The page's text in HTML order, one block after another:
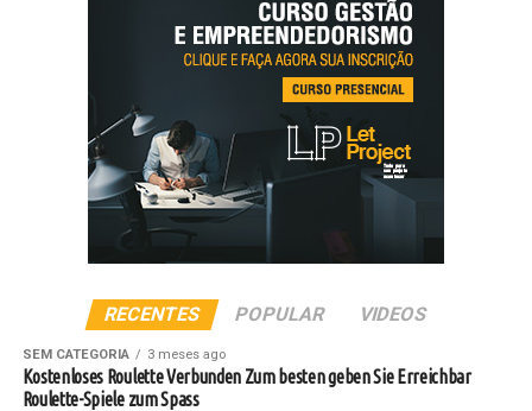
RECENTES POPULAR VIDEOS
SEM CATEGORIA 3 meses ago
Kostenloses Roulette Verbunden Zum besten geben Sie Erreichbar
Roulette-Spiele zum Spass